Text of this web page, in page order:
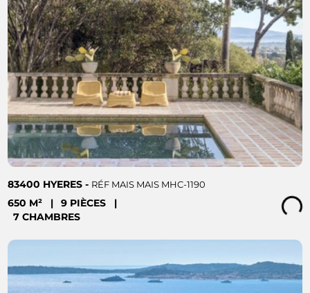
83400 HYERES - RÉF MAIS MAIS MHC-1190
650 M² | 9 PIÈCES
|
7 CHAMBRES
Loading...